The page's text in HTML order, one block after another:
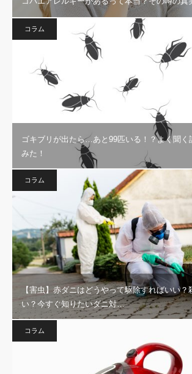
コラム
ゴキブリが出たら…あと99匹いる！？よく聞く
みた！
コラム
【害虫】赤ダニはどうやって駆除すればいい
い？今すぐ知りたいダニ対…
コラム